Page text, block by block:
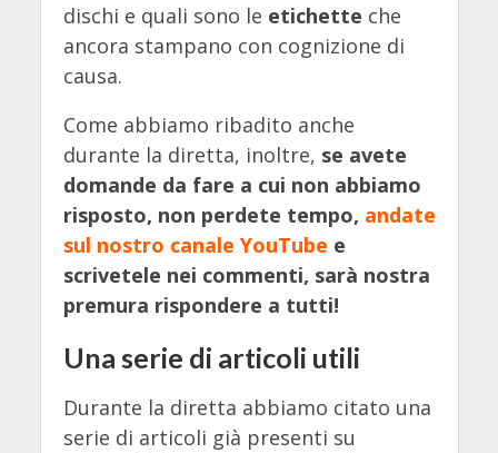
dischi e quali sono le etichette che
ancora stampano con cognizione di
causa.
Come abbiamo ribadito anche
durante la diretta, inoltre, se avete
domande da fare a cui non abbiamo
risposto, non perdete tempo, andate
sul nostro canale YouTube e
scrivetele nei commenti, sarà nostra
premura rispondere a tutti!
Una serie di articoli utili
Durante la diretta abbiamo citato una
serie di articoli già presenti su